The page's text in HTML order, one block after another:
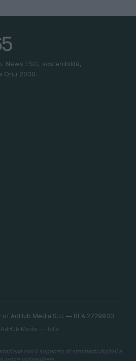
News ESG, sostenibilità,
Onu 2030.
AdHub Media S.r.l. — REA 2729933
Media — Italia
con il supporto di strumenti digitali e